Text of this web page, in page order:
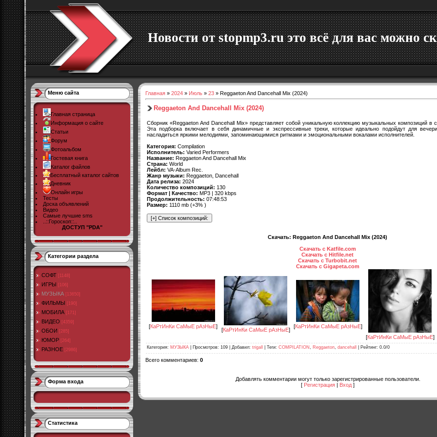
Новости от stopmp3.ru это всё для вас можно
Меню сайта
Главная страница
Информация о сайте
Статьи
Форум
Фотоальбом
Гостевая книга
Каталог файлов
Бесплатный каталог сайтов
Дневник
Онлайн игры
Тесты
Доска объявлений
Видео
Самые лучшие sms
..::Гороскоп::..
ДОСТУП "PDA"
Категории раздела
СОФТ [1148]
ИГРЫ [106]
МУЗЫКА [13650]
ФИЛЬМЫ [190]
МОБИЛА [171]
ВИДЕО [4359]
ОБОИ [285]
ЮМОР [264]
РАЗНОЕ [2986]
Форма входа
Статистика
Главная » 2024 » Июль » 23 » Reggaeton And Dancehall Mix (2024)
Reggaeton And Dancehall Mix (2024)
Сборник «Reggaeton And Dancehall Mix» представляет собой уникальную коллекцию музыкальных композиций в
Эта подборка включает в себя динамичные и экспрессивные треки, которые идеально подойдут для
насладиться яркими мелодиями, запоминающимися ритмами и эмоциональными вокалами исполнителей.
Категория: Compilation
Исполнитель: Varied Performers
Название: Reggaeton And Dancehall Mix
Страна: World
Лейбл: VA-Album Rec.
Жанр музыки: Reggaeton, Dancehall
Дата релиза: 2024
Количество композиций: 130
Формат | Качество: MP3 | 320 kbps
Продолжительность: 07:48:53
Размер: 1110 mb (+3% )
Скачать: Reggaeton And Dancehall Mix (2024)
Скачать с Katfile.com
Скачать с Hitfile.net
Скачать с Turbobit.net
Скачать с Gigapeta.com
[КаРтИнКи СаМыЕ рАзНыЕ]
[КаРтИнКи СаМыЕ рАзНыЕ]
[КаРтИнКи СаМыЕ рАзНыЕ]
[КаРтИнКи СаМыЕ рАзНыЕ]
Категория: МУЗЫКА Просмотров: 109 | Добавил: trigall Теги: COMPILATION Reggaeton dancehall Рейтинг: 0.0/0
Всего комментариев: 0
Добавлять комментарии могут только зарегистрированные пользователи.
[ Регистрация | Вход ]